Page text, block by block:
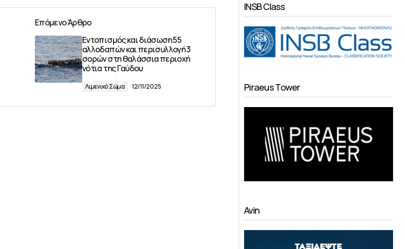
Επόμενο Άρθρο
Εντοπισμός και διάσωση 55
αλλοδαπών και περισυλλογή 3
σορών στη θαλάσσια περιοχή
νότια της Γαύδου
Λιμενικό Σώμα 12/11/2025
INSB Class
Piraeus Tower
Avin